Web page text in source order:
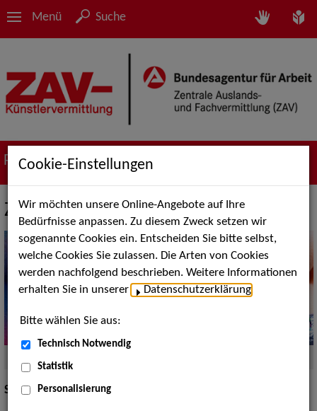
Menü Suche
Portfolio
ZAV-Künstlervermittlung München
Standort mit EURES-Beratung
Cookie-Einstellungen
Wir möchten unsere Online-Angebote auf Ihre
Bedürfnisse anpassen. Zu diesem Zweck setzen wir
sogenannte Cookies ein. Entscheiden Sie bitte selbst,
welche Cookies Sie zulassen. Die Arten von Cookies
werden nachfolgend beschrieben. Weitere Informationen
erhalten Sie in unserer
Datenschutzerklärung
Bitte wählen Sie aus:
Technisch Notwendig
Statistik
Personalisierung